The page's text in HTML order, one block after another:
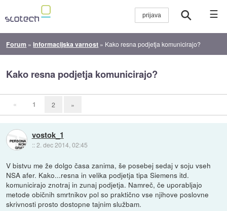
☰
Forum »Informacijska varnost » Kako resna podjetja komunicirajo?
Kako resna podjetja komunicirajo?
« 1 2 »
vostok_1
::2. dec 2014, 02:45
V bistvu me že dolgo časa zanima, še posebej sedaj v soju vseh
NSA afer. Kako...resna in velika podjetja tipa Siemens itd.
komunicirajo znotraj in zunaj podjetja. Namreč, če uporabljajo
metode običnih smrtnikov pol so praktično vse njihove poslovne
skrivnosti prosto dostopne tajnim službam.